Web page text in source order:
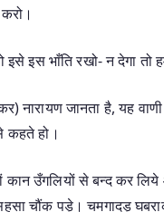
इसे इस भाँति रखो- न देगा तो
नारायण जानता है, यह
कहते हो।
कान उँगलियों से बन्द कर
चौंक पड़े। चमगादड़